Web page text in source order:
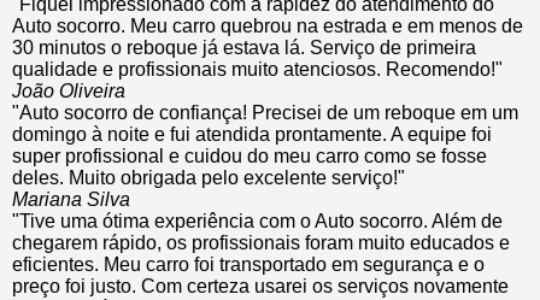
"Fiquei impressionado com a rapidez do atendimento do
Auto socorro. Meu carro quebrou na estrada e em menos de
30 minutos o reboque já estava lá. Serviço de primeira
qualidade e profissionais muito atenciosos. Recomendo!"
João Oliveira
"Auto socorro de confiança! Precisei de um reboque em um
domingo à noite e fui atendida prontamente. A equipe foi
super profissional e cuidou do meu carro como se fosse
deles. Muito obrigada pelo excelente serviço!"
Mariana Silva
"Tive uma ótima experiência com o Auto socorro. Além de
chegarem rápido, os profissionais foram muito educados e
eficientes. Meu carro foi transportado em segurança e o
preço foi justo. Com certeza usarei os serviços novamente